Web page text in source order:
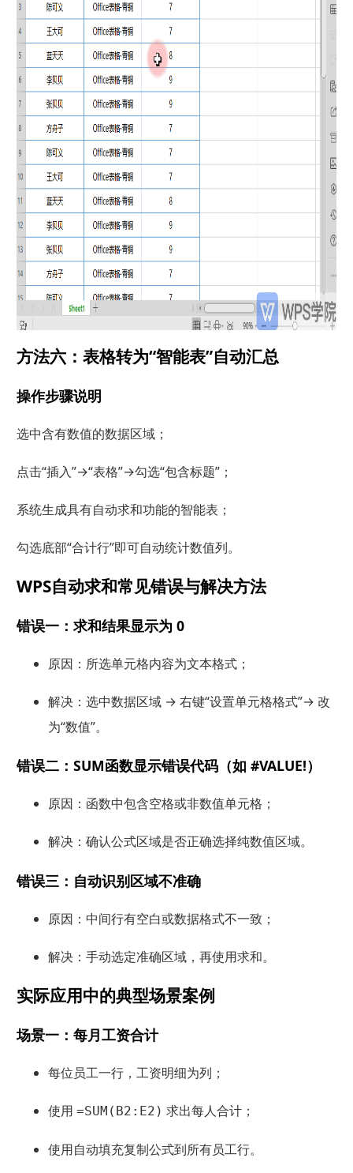
方法六：表格转为“智能表”自动汇总
操作步骤说明
选中含有数值的数据区域；
点击“插入”→“表格”→勾选“包含标题”；
系统生成具有自动求和功能的智能表；
勾选底部“合计行”即可自动统计数值列。
WPS自动求和常见错误与解决方法
错误一：求和结果显示为 0
原因：所选单元格内容为文本格式；
解决：选中数据区域 → 右键“设置单元格格式”→ 改
为“数值”。
错误二：SUM函数显示错误代码（如 #VALUE!）
原因：函数中包含空格或非数值单元格；
解决：确认公式区域是否正确选择纯数值区域。
错误三：自动识别区域不准确
原因：中间行有空白或数据格式不一致；
解决：手动选定准确区域，再使用求和。
实际应用中的典型场景案例
场景一：每月工资合计
每位员工一行，工资明细为列；
使用 =SUM(B2:E2) 求出每人合计；
使用自动填充复制公式到所有员工行。